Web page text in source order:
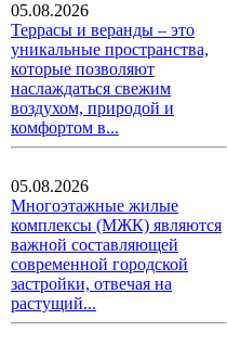
05.08.2026
Террасы и веранды – это
уникальные пространства,
которые позволяют
наслаждаться свежим
воздухом, природой и
комфортом в...
05.08.2026
Многоэтажные жилые
комплексы (МЖК) являются
важной составляющей
современной городской
застройки, отвечая на
растущий...